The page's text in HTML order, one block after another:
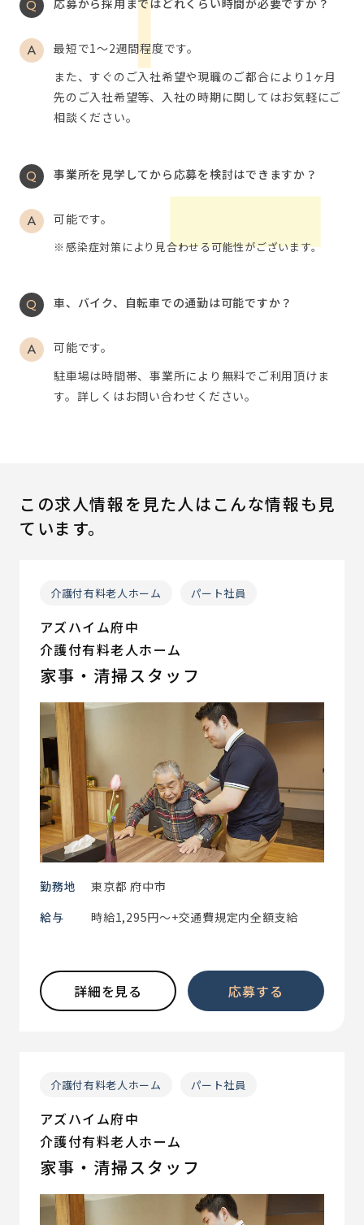
応募から採用まではどれくらい時間が必要ですか？
最短で1～2週間程度です。
また、すぐのご入社希望や現職のご都合により1ヶ月
先のご入社希望等、入社の時期に関してはお気軽にご
相談ください。
事業所を見学してから応募を検討はできますか？
可能です。
感染症対策により見合わせる可能性がございます。
車、バイク、自転車での通勤は可能ですか？
可能です。
駐車場は時間帯、事業所により無料でご利用頂けま
す。詳しくはお問い合わせください。
この求人情報を見た人はこんな情報も見
ています。
介護付有料老人ホーム パート社員
アズハイム府中
介護付有料老人ホーム
家事・清掃スタッフ
勤務地
東京都 府中市
給与
時給1,295円～+交通費規定内全額支給
詳細を見る 応募する
介護付有料老人ホーム パート社員
アズハイム府中
介護付有料老人ホーム
家事・清掃スタッフ